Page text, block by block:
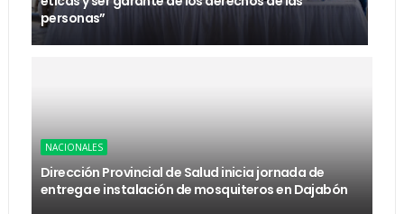
personas”
NACIONALES
Dirección Provincial de Salud inicia jornada de
entrega e instalación de mosquiteros en Dajabón